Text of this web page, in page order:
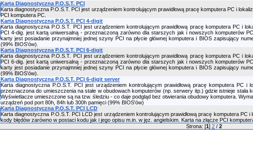
Karta Diagnostyczna P.O.S.T. PCI
Karta diagnostyczna P.O.S.T. PCI jest urządzeniem kontrolującym prawidłową pracę komputera PC i
PCI komputera PC.
Karta Diagnostyczna P.O.S.T. PCI 4-digit
Karta diagnostyczna P.O.S.T. PCI jest urządzeniem kontrolującym prawidłową pracę komputera PC i
PCI 4-dig. jest kartą uniwersalną - przeznaczoną zarówno dla starszych jak i nowszych komputerów
karty jest posiadanie przynajmniej jednej szyny PCI na płycie głównej komputera i BIOS zapisujący
(99% BIOS'ów).
Karta Diagnostyczna P.O.S.T. PCI 6-digit
Karta diagnostyczna P.O.S.T. PCI jest urządzeniem kontrolującym prawidłową pracę komputera PC i
PCI 6-dig. jest kartą uniwersalną - przeznaczoną zarówno dla starszych jak i nowszych komputerów
karty jest posiadanie przynajmniej jednej szyny PCI na płycie głównej komputera i BIOS zapisujący
(99% BIOS'ów).
Karta Diagnostyczna P.O.S.T. PCI 6-digit server
Karta diagnostyczna P.O.S.T. PCI jest urządzeniem kontrolującym prawidłową pracę komputera PC i
przeznaczona do umieszczenia na stałe w obudowach komputerów (np. serwery itp.) gdzie istnieje stała
Wyświetlacze umieszczone są na tzw. śledziu - co daje podgląd bez otwierania obudowy komputera.
urządzeń pod port 80h, 84h lub 300h pamięci (99% BIOS'ów)
Karta Diagnostyczna P.O.S.T. PCI LCD
Karta diagnostyczna P.O.S.T. PCI LCD jest urządzeniem kontrolującym prawidłową pracę komputera PC
kody błędów zarówno w postaci kodu jak i jego opisu m.in. w jęz. angielskim. Karta na złącze PCI
Strona: [1] 2 / 2